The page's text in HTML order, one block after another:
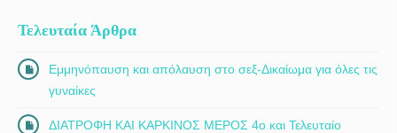
Τελευταία Άρθρα
Εμμηνόπαυση και απόλαυση στο σεξ-Δικαίωμα για όλες τις
γυναίκες
ΔΙΑΤΡΟΦΗ ΚΑΙ ΚΑΡΚΙΝΟΣ ΜΕΡΟΣ 4ο και Τελευταίο